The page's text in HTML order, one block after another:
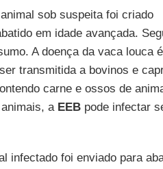
sob suspeita foi criado
em idade avançada.
A doença da vaca louca
transmitida a bovinos e
carne e ossos de
a EEBpode infectar
infectado foi enviado para